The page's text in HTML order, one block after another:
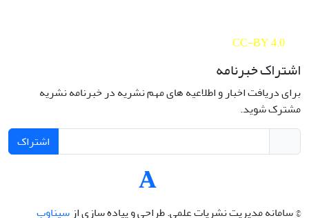
CC-BY 4.0
اشتراک خبرنامه
برای دریافت اخبار و اطلاعیه های مهم نشریه در خبرنامه نشریه
مشترک شوید.
اشتراک
© سامانه مدیریت نشریات علمی.طراحی و پیاده سازی از سیناوب